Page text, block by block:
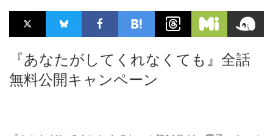
『あなたがしてくれなくても』全話
無料公開キャンペーン